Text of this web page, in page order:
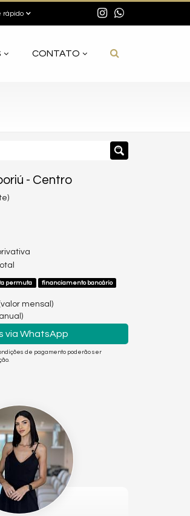
rápido
CONTATO
- Centro
permuta financiamento bancário
mensal)
via WhatsApp
de pagamento poderão ser